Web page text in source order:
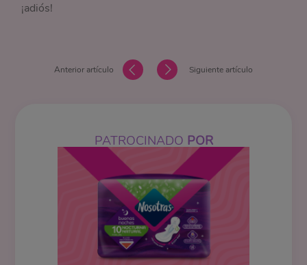
¡adiós!
Anterior artículo Siguiente artículo
PATROCINADO POR